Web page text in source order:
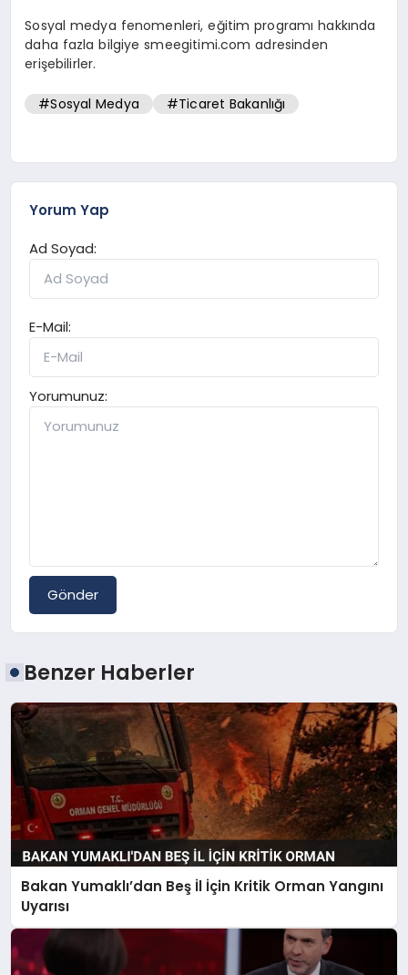
Sosyal medya fenomenleri, eğitim programı hakkında
daha fazla bilgiye smeegitimi.com adresinden
erişebilirler.
#Sosyal Medya #Ticaret Bakanlığı
Yorum Yap
Ad Soyad:
E-Mail:
Yorumunuz:
Gönder
Benzer Haberler
Bakan Yumaklı’dan Beş İl İçin Kritik Orman Yangını
Uyarısı